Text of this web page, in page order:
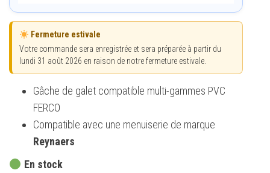
Fermeture estivale
Votre commande sera enregistrée et sera préparée à partir du
lundi 31 août 2026 en raison de notre fermeture estivale.
Gâche de galet compatible multi-gammes PVC
FERCO
Compatible avec une menuiserie de marque
Reynaers
En stock